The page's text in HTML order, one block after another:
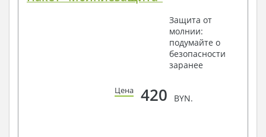
Защита от
молнии:
подумайте о
безопасности
заранее
Цена 420 BYN.